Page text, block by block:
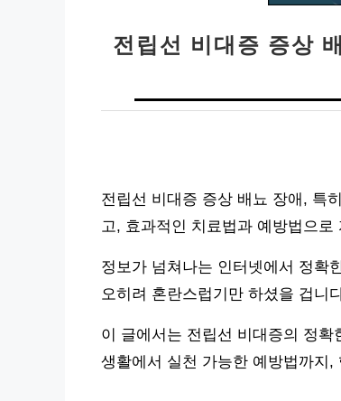
전립선 비대증 증상
전립선 비대증 증상 배뇨 장애, 특
고, 효과적인 치료법과 예방법으로
정보가 넘쳐나는 인터넷에서 정확
오히려 혼란스럽기만 하셨을 겁니
이 글에서는 전립선 비대증의 정
생활에서 실천 가능한 예방법까지